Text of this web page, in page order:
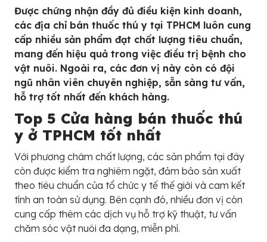
Được chứng nhận đầy đủ điều kiện kinh doanh,
các địa chỉ bán thuốc thú y tại TPHCM luôn cung
cấp nhiều sản phẩm đạt chất lượng tiêu chuẩn,
mang đến hiệu quả trong việc điều trị bệnh cho
vật nuôi. Ngoài ra, các đơn vị này còn có đội
ngũ nhân viên chuyên nghiệp, sẵn sàng tư vấn,
hỗ trợ tốt nhất đến khách hàng.
Top 5 Cửa hàng bán thuốc thú
y ở TPHCM tốt nhất
Với phương châm chất lượng, các sản phẩm tại đây
còn được kiểm tra nghiêm ngặt, đảm bảo sản xuất
theo tiêu chuẩn của tổ chức y tế thế giới và cam kết
tính an toàn sử dụng. Bên cạnh đó, nhiều đơn vị còn
cung cấp thêm các dịch vụ hỗ trợ kỹ thuật, tư vấn
chăm sóc vật nuôi đa dạng, miễn phí.